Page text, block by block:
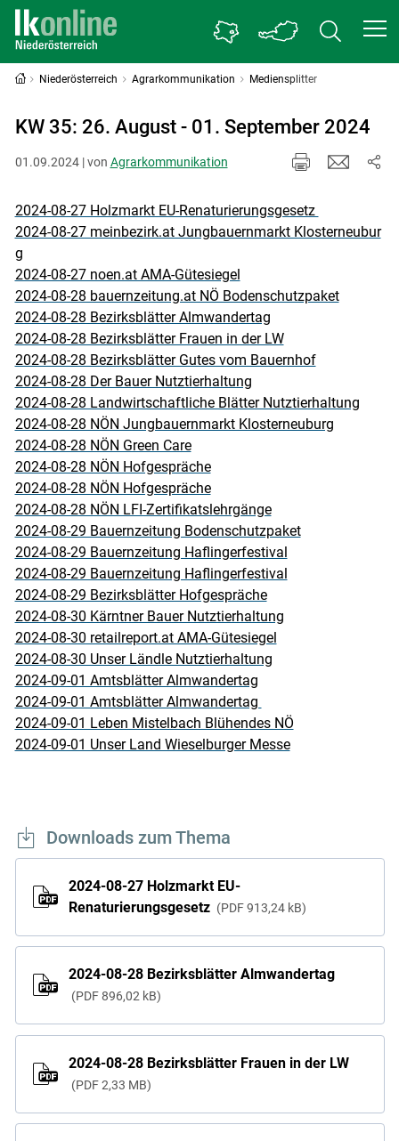
Skip to main content
Niederösterreich Agrarkommunikation Mediensplitter
KW 35: 26. August - 01. September 2024
01.09.2024 | von Agrarkommunikation
2024-08-27 Holzmarkt EU-Renaturierungsgesetz
2024-08-27 meinbezirk.at Jungbauernmarkt Klosterneubur
g
2024-08-27 noen.at AMA-Gütesiegel
2024-08-28 bauernzeitung.at NÖ Bodenschutzpaket
2024-08-28 Bezirksblätter Almwandertag
2024-08-28 Bezirksblätter Frauen in der LW
2024-08-28 Bezirksblätter Gutes vom Bauernhof
2024-08-28 Der Bauer Nutztierhaltung
2024-08-28 Landwirtschaftliche Blätter Nutztierhaltung
2024-08-28 NÖN Jungbauernmarkt Klosterneuburg
2024-08-28 NÖN Green Care
2024-08-28 NÖN Hofgespräche
2024-08-28 NÖN Hofgespräche
2024-08-28 NÖN LFI-Zertifikatslehrgänge
2024-08-29 Bauernzeitung Bodenschutzpaket
2024-08-29 Bauernzeitung Haflingerfestival
2024-08-29 Bauernzeitung Haflingerfestival
2024-08-29 Bezirksblätter Hofgespräche
2024-08-30 Kärntner Bauer Nutztierhaltung
2024-08-30 retailreport.at AMA-Gütesiegel
2024-08-30 Unser Ländle Nutztierhaltung
2024-09-01 Amtsblätter Almwandertag
2024-09-01 Amtsblätter Almwandertag
2024-09-01 Leben Mistelbach Blühendes NÖ
2024-09-01 Unser Land Wieselburger Messe
Downloads zum Thema
2024-08-27 Holzmarkt EU-
Renaturierungsgesetz
PDF 913,24 kB
2024-08-28 Bezirksblätter Almwandertag
PDF 896,02 kB
2024-08-28 Bezirksblätter Frauen in der LW
PDF 2,33 MB